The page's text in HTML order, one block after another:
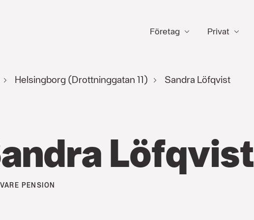
Företag Privat
Helsingborg (Drottninggatan 11) Sandra Löfqvist
Löfqvist
PENSION